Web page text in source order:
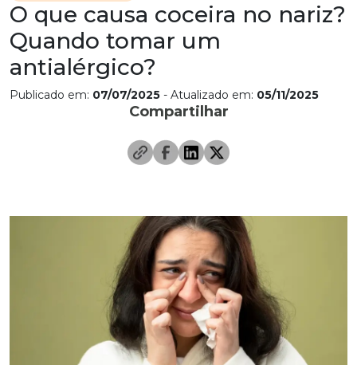
O que causa coceira no nariz?
Quando tomar um
antialérgico?
Publicado em: 07/07/2025 - Atualizado em: 05/11/2025
Compartilhar